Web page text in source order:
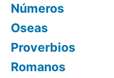
Números
Oseas
Proverbios
Romanos